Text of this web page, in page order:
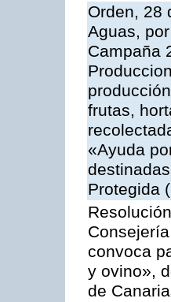
Orden, 28
Aguas,
Campaña
frutas,
«Ayuda
Protegida
convoca
y ovino»,
de